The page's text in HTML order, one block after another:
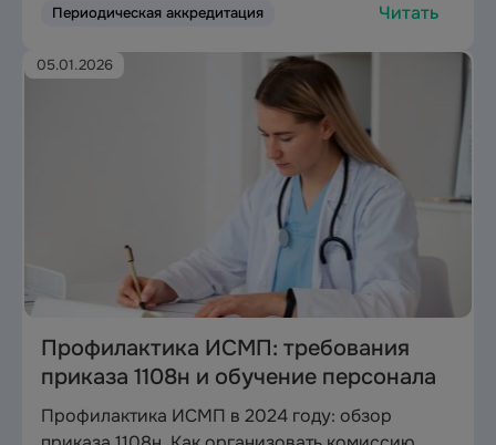
Периодическая аккредитация Читать
05.01.2026
Профилактика ИСМП: требования
приказа 1108н и обучение персонала
Профилактика ИСМП в 2024 году: обзор